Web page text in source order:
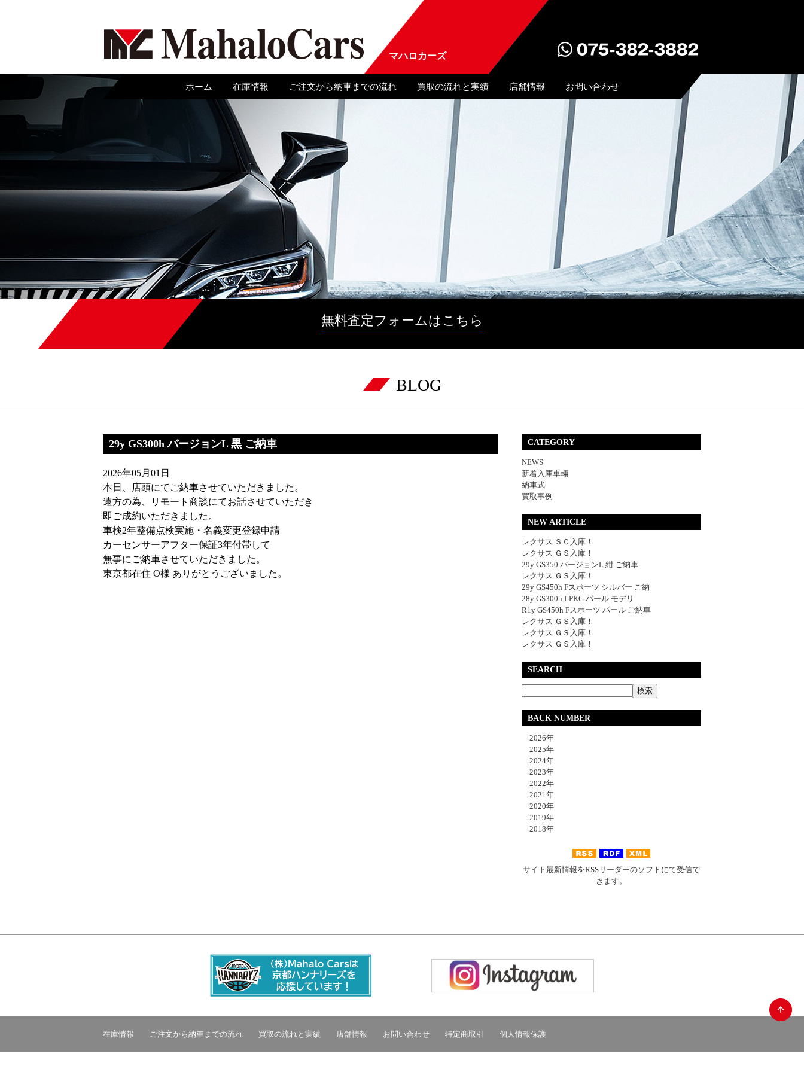
マハロカーズ
ホーム 在庫情報 ご注文から納車までの流れ 買取の流れと実績 店舗情報 お問い合わせ
無料査定フォームはこちら
BLOG
29y GS300h バージョンL 黒 ご納車
2026年05月01日
本日、店頭にてご納車させていただきました。
遠方の為、リモート商談にてお話させていただき
即ご成約いただきました。
車検2年整備点検実施・名義変更登録申請
カーセンサーアフター保証3年付帯して
無事にご納車させていただきました。
東京都在住 O様 ありがとうございました。
CATEGORY
NEWS
新着入庫車輛
納車式
買取事例
NEW ARTICLE
レクサス ＳＣ入庫！
レクサス ＧＳ入庫！
29y GS350 バージョンL 紺 ご納車
レクサス ＧＳ入庫！
29y GS450h Fスポーツ シルバー ご納
28y GS300h I-PKG パール モデリ
R1y GS450h Fスポーツ パール ご納車
レクサス ＧＳ入庫！
レクサス ＧＳ入庫！
レクサス ＧＳ入庫！
SEARCH
BACK NUMBER
2026年
2025年
2024年
2023年
2022年
2021年
2020年
2019年
2018年
サイト最新情報をRSSリーダーのソフトにて受信で
きます。
在庫情報 ご注文から納車までの流れ 買取の流れと実績 店舗情報 お問い合わせ 特定商取引 個人情報保護